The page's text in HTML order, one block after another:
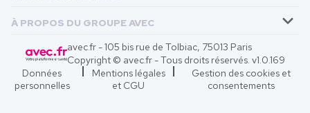
À PROPOS DU GROUPE AVEC
avec.fr - 105 bis rue de Tolbiac, 75013 Paris
Copyright © avec.fr - Tous droits réservés. v1.0.169
Données
personnelles
Mentions légales
et CGU
Gestion des cookies et
consentements